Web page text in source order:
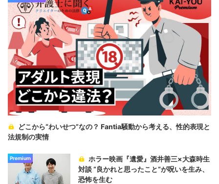
どこから“わいせつ”なの？ Fantia騒動から考える、性的表現と
法規制の実情
Premium
ホラー映画『遺愛』酒井善三×大森時生
対談 “良かれと思ったこと“が呪いを生み、
恐怖を生む